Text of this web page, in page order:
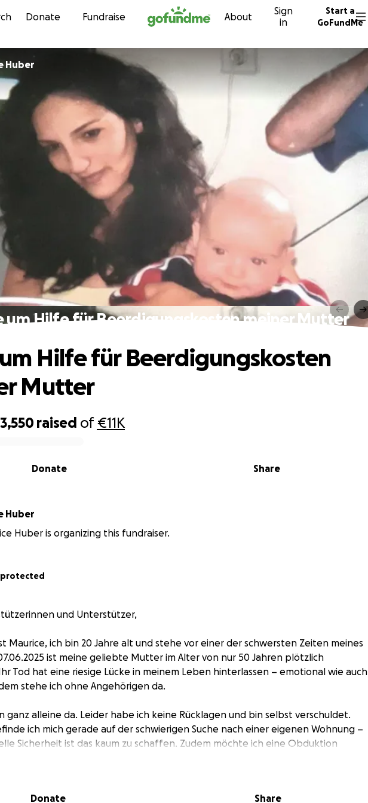
Skip to content
Donate Fundraise About
Sign
in
Start a
GoFundMe
Huber
um Hilfe für Beerdigungskosten meiner Mutter
raised of€11K
Share
Donate
Hilfe für Beerdigungskosten
Mutter
Huber
Huber is organizing this fundraiser.
und Unterstützer,
Maurice, ich bin 20 Jahre alt und stehe vor einer der schwersten Zeiten meines
ist meine geliebte Mutter im Alter von nur 50 Jahren plötzlich
Tod hat eine riesige Lücke in meinem Leben hinterlassen – emotional wie auch
stehe ich ohne Angehörigen da.
ganz alleine da. Leider habe ich keine Rücklagen und bin selbst verschuldet.
ich mich gerade auf der schwierigen Suche nach einer eigenen Wohnung –
Sicherheit ist das kaum zu schaffen. Zudem möchte ich eine Obduktion
Zweifel an einen natürlichen Tot habe. Diese wäre aber ein einem Bereich von
Krematorium) und ohne Grabstein bei ungefähr 7.000€
Donate Share